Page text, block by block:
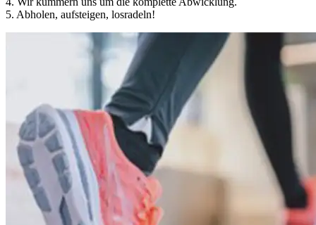
5. Abholen, aufsteigen, losradeln!